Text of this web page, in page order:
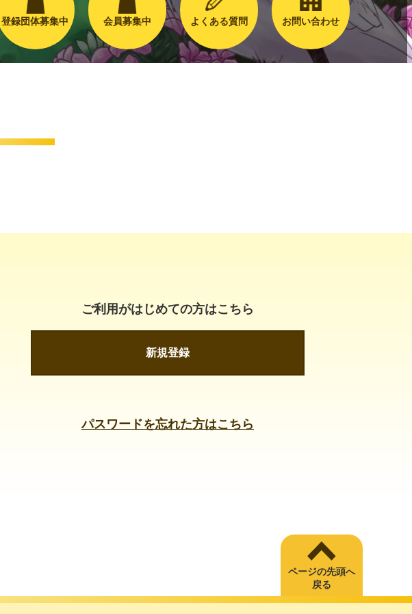
登録団体募集中 会員募集中 よくある質問 お問い合わせ
ご利用がはじめての方はこちら
新規登録
パスワードを忘れた方はこちら
ページの先頭へ
戻る